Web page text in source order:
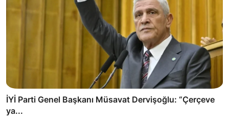
İYİ Parti Genel Başkanı Müsavat Dervişoğlu: “Çerçeve
ya...